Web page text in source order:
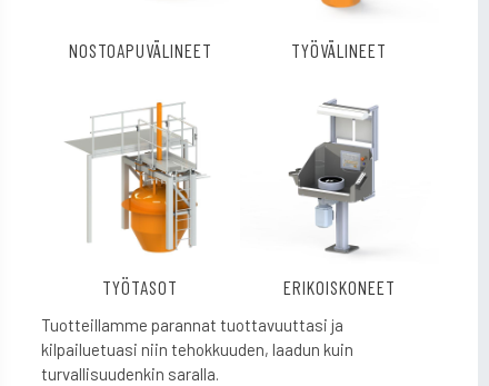
NOSTOAPUVÄLINEET TYÖVÄLINEET
TYÖTASOT ERIKOISKONEET
Tuotteillamme parannat tuottavuuttasi ja
kilpailuetuasi niin tehokkuuden, laadun kuin
turvallisuudenkin saralla.